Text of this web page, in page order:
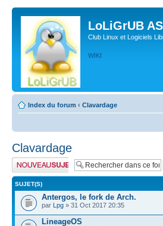
LoLiGrUB
Club Linux et Logiciels
WIKI
Index du forum ‹ Clavardage
Clavardage
Publier un nouveau
sujet
SUJET(S)
Antergos, le fork de Arch.
par Lpg » 31 Oct 2017 20:35
LineageOS